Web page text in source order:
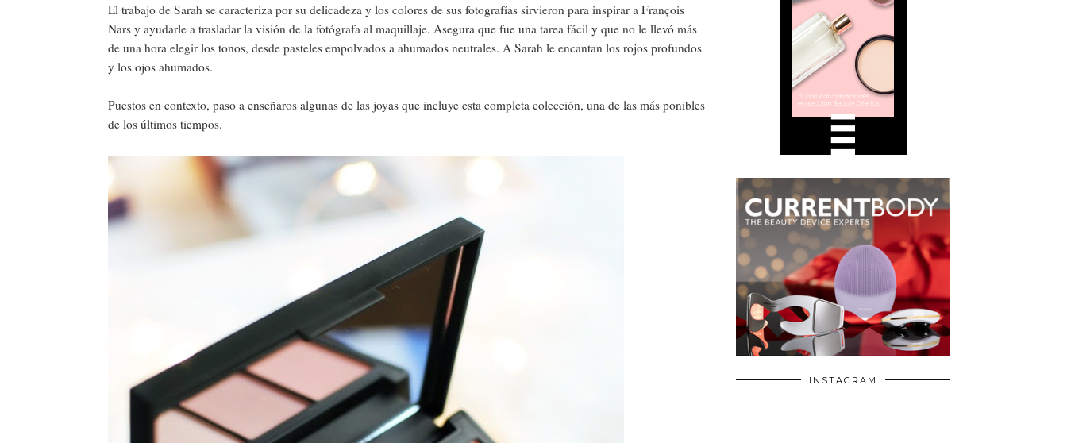
El trabajo de Sarah se caracteriza por su delicadeza y los colores de sus fotografías sirvieron para inspirar a François
Nars y ayudarle a trasladar la visión de la fotógrafa al maquillaje. Asegura que fue una tarea fácil y que no le llevó más
de una hora elegir los tonos, desde pasteles empolvados a ahumados neutrales. A Sarah le encantan los rojos profundos
y los ojos ahumados.
Puestos en contexto, paso a enseñaros algunas de las joyas que incluye esta completa colección, una de las más ponibles
de los últimos tiempos.
INSTAGRAM